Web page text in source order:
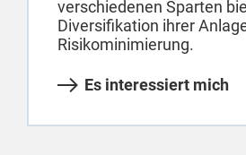
verschiedenen Sparten
Diversifikation ihrer
Risikominimierung.
Es interessiert mich